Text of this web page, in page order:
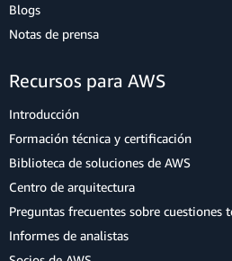
Blogs
Notas de prensa
Recursos para AWS
Introducción
Formación técnica y certificación
Biblioteca de soluciones de AWS
Centro de arquitectura
Preguntas frecuentes sobre cuestiones
Informes de analistas